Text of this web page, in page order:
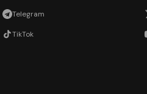
Telegram
TikTok